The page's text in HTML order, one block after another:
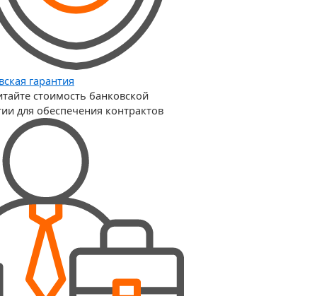
гарантия
стоимость банковской
для обеспечения контрактов